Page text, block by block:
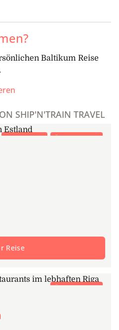
Baltikum Reise
SHIP'N'TRAIN TRAVEL
Gruppenreise Öffentlicher Zug
Reise
Öffentlicher Zug